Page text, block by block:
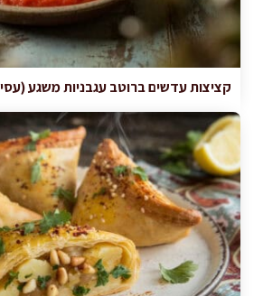
קציצות עדשים ברוטב עגבניות משגע